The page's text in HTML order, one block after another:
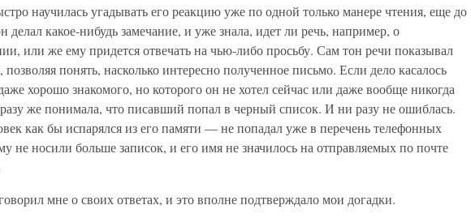
научилась угадывать его реакцию уже по одной только манере чтения, еще до
делал какое-нибудь замечание, и уже знала, идет ли речь, например, о
или же ему придется отвечать на чью-либо просьбу. Сам тон речи показывал
понять, насколько интересно полученное письмо. Если дело касалось
хорошо знакомого, но которого он не хотел сейчас или даже вообще никогда
же понимала, что писавший попал в черный список. И ни разу не ошиблась.
как бы испарялся из его памяти — не попадал уже в перечень телефонных
не носили больше записок, и его имя не значилось на отправляемых по почте
мне о своих ответах, и это вполне подтверждало мои до­гадки.